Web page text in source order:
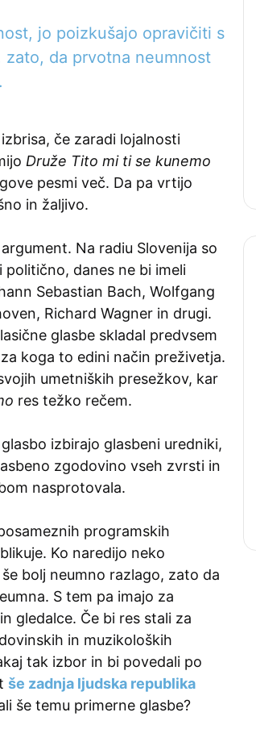
jo poizkušajo opravičiti s
da prvotna neumnost
če zaradi lojalnosti
Druže Tito mi ti se kunemo
pesmi več. Da pa vrtijo
in žaljivo.
Na radiu Slovenija so
politično, danes ne bi imeli
Sebastian Bach, Wolfgang
Richard Wagner in drugi.
glasbe skladal predvsem
koga to edini način preživetja.
umetniških presežkov, kar
res težko rečem.
izbirajo glasbeni uredniki,
zgodovino vseh zvrsti in
nasprotovala.
programskih
Ko naredijo neko
bolj neumno razlago, zato da
S tem pa imajo za
gledalce. Če bi res stali za
in muzikoloških
tak izbor in bi povedali po
še zadnja ljudska republika
še temu primerne glasbe?